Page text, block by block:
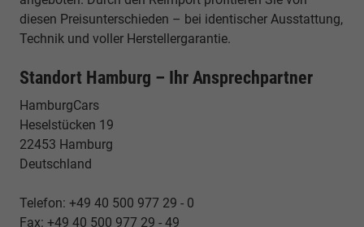
diesen Preisunterschieden – bei identischer Ausstattung,
Technik und voller Herstellergarantie.
Standort Hamburg – Ihr Ansprechpartner
HamburgCars
Heselstücken 19
22453 Hamburg
Deutschland
Telefon: +49 40 500 977 29 - 0
Fax: +49 40 500 977 29 - 49